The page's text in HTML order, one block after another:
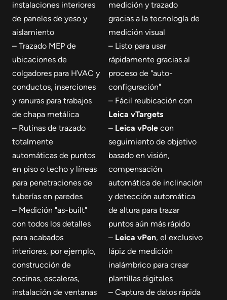
instalaciones interiores
de paneles de yeso y
aislamiento
– Trazado MEP de
ubicaciones de
colgadores para HVAC y
conductos, inserciones
y ranuras para trabajos
de chapa metálica
– Rutinas de trazado
totalmente
automáticas de puntos
en piso o techo y líneas
para penetraciones de
tuberías en paredes
– Medición "as-built"
con todos los detalles
para acabados
interiores, por ejemplo,
construcción de
cocinas, escaleras,
instalación de ventanas
medición y trazado
gracias a la tecnología de
medición visual
– Listo para usar
rápidamente gracias al
proceso de "auto-
configuración"
– Fácil reubicación con
Leica vTargets
– Leica vPole con
seguimiento de objetivo
basado en visión,
compensación
automática de inclinación
y detección automática
de altura para trazar
puntos aún más rápido
– Leica vPen, el exclusivo
lápiz de medición
inalámbrico para crear
plantillas digitales
– Captura de datos rápida